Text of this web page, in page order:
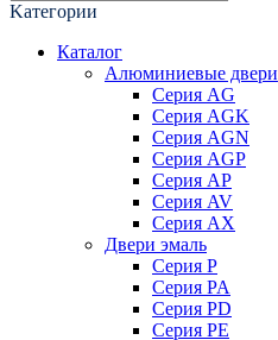
Kатегории
Каталог
Алюминиевые двери
Серия AG
Серия AGK
Серия AGN
Серия AGP
Серия AP
Серия AV
Серия AX
Двери эмаль
Серия P
Серия PA
Серия PD
Серия PE